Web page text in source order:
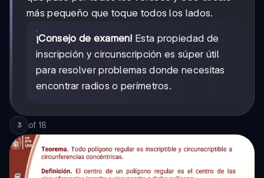
más pequeño que toque todos los lados.
¡Consejo de examen! Esta propiedad de
inscripción y circunscripción es súper útil
para resolver problemas donde necesitas
encontrar radios o perímetros.
3 of 18